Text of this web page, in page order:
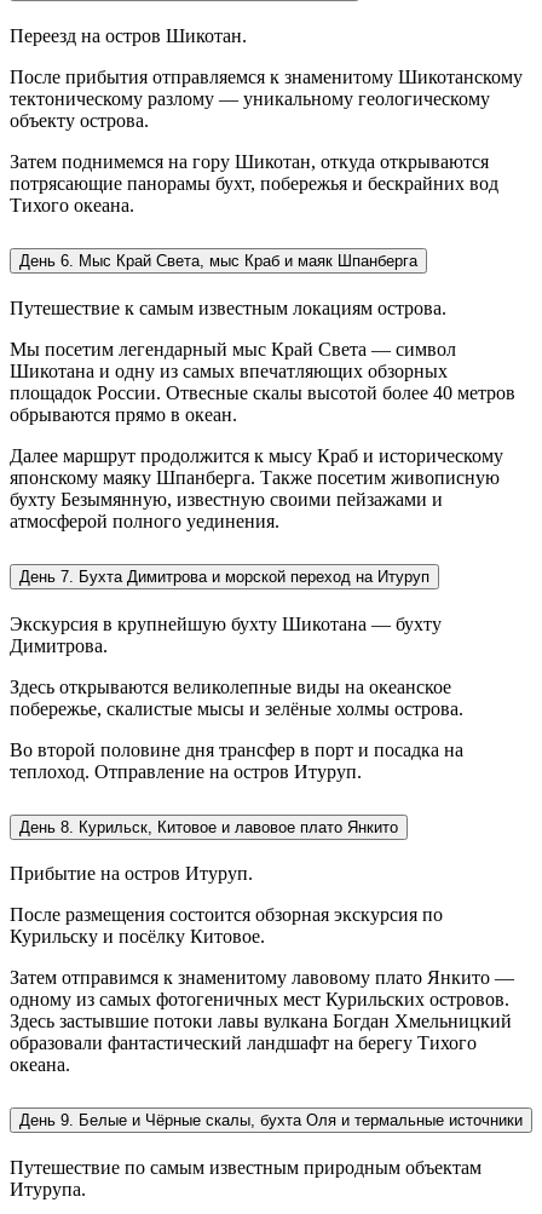
Переезд на остров Шикотан.
После прибытия отправляемся к знаменитому Шикотанскому
тектоническому разлому — уникальному геологическому
объекту острова.
Затем поднимемся на гору Шикотан, откуда открываются
потрясающие панорамы бухт, побережья и бескрайних вод
Тихого океана.
День 6. Мыс Край Света, мыс Краб и маяк Шпанберга
Путешествие к самым известным локациям острова.
Мы посетим легендарный мыс Край Света — символ
Шикотана и одну из самых впечатляющих обзорных
площадок России. Отвесные скалы высотой более 40 метров
обрываются прямо в океан.
Далее маршрут продолжится к мысу Краб и историческому
японскому маяку Шпанберга. Также посетим живописную
бухту Безымянную, известную своими пейзажами и
атмосферой полного уединения.
День 7. Бухта Димитрова и морской переход на Итуруп
Экскурсия в крупнейшую бухту Шикотана — бухту
Димитрова.
Здесь открываются великолепные виды на океанское
побережье, скалистые мысы и зелёные холмы острова.
Во второй половине дня трансфер в порт и посадка на
теплоход. Отправление на остров Итуруп.
День 8. Курильск, Китовое и лавовое плато Янкито
Прибытие на остров Итуруп.
После размещения состоится обзорная экскурсия по
Курильску и посёлку Китовое.
Затем отправимся к знаменитому лавовому плато Янкито —
одному из самых фотогеничных мест Курильских островов.
Здесь застывшие потоки лавы вулкана Богдан Хмельницкий
образовали фантастический ландшафт на берегу Тихого
океана.
День 9. Белые и Чёрные скалы, бухта Оля и термальные источники
Путешествие по самым известным природным объектам
Итурупа.